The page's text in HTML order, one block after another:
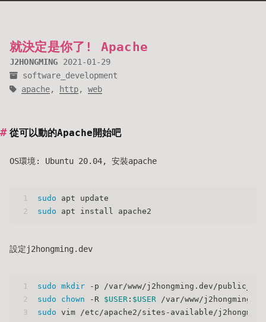
就決定是你了! Apache
J2HONGMING
2021-01-29
software_development
apache, http, web
從可以動的Apache開始吧
OS環境: Ubuntu 20.04, 安裝apache
1
2
sudo apt update
sudo apt install apache2
設定j2hongming.dev
1
2
3
sudo mkdir -p /var/www/j2hongming.dev/
sudo
chown -R $USER : $USER /var/www/
sudo vim /etc/apache2/sites-available/